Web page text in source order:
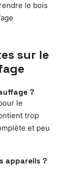
le bois
sur le
?
le
trop
et peu
appareils ?